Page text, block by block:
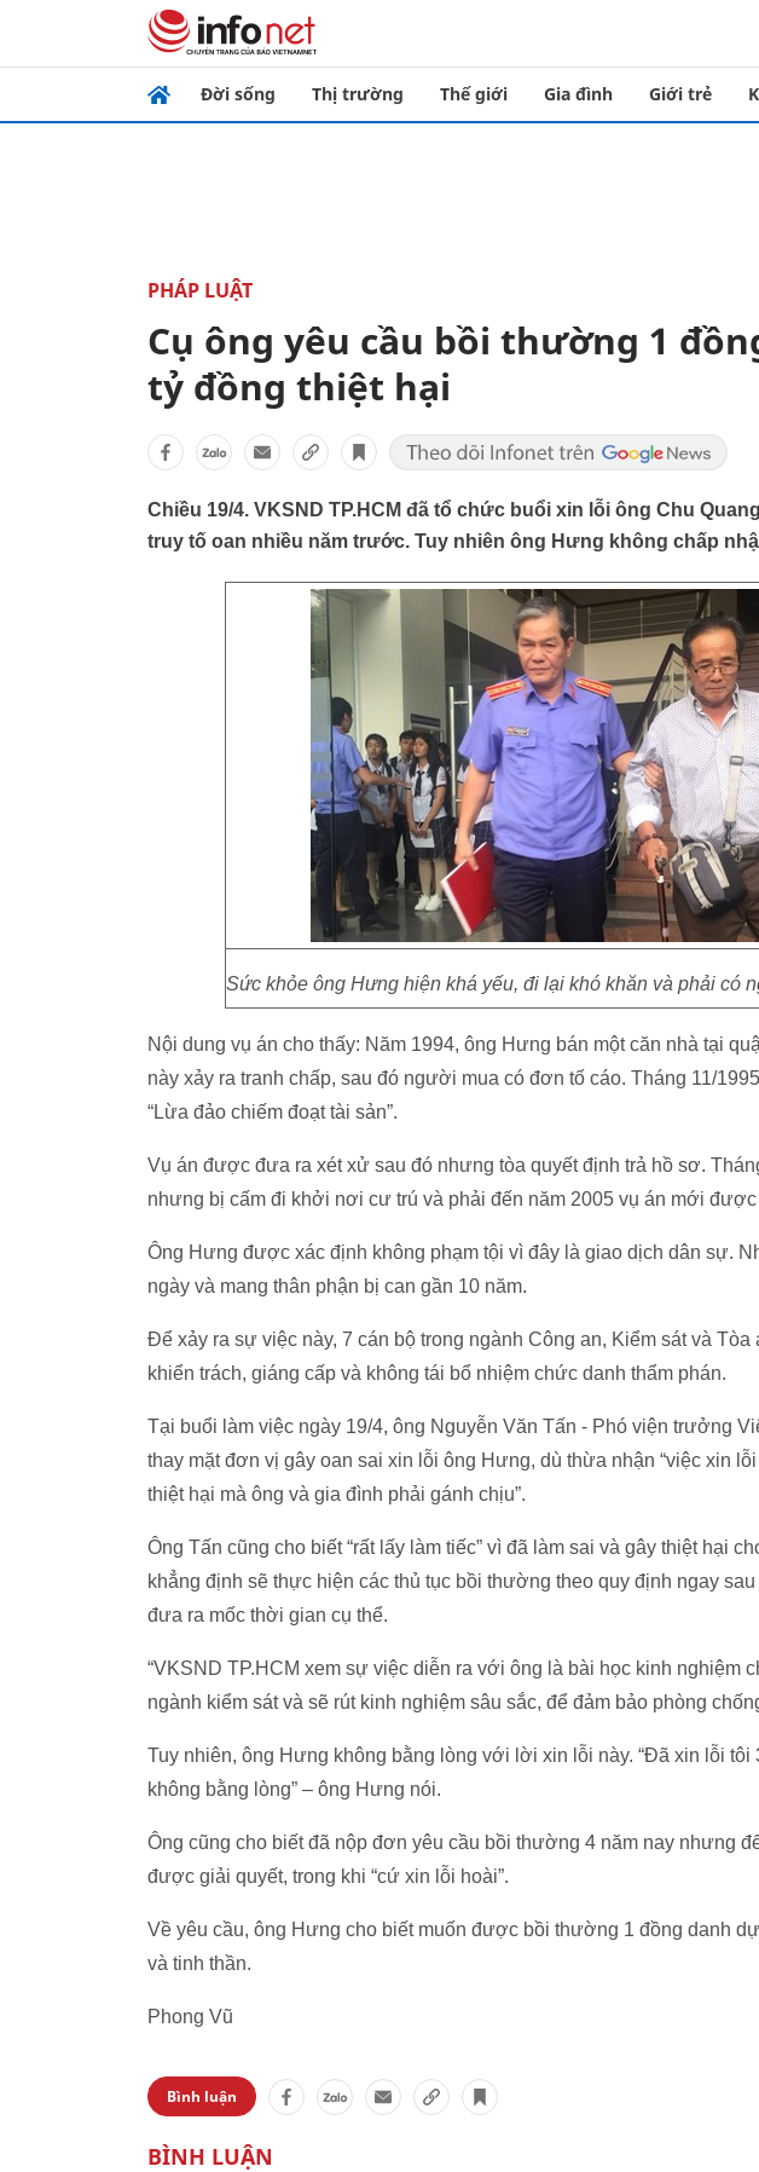
Đời sống Thị trường Thế giới Gia đình Giới trẻ
PHÁP LUẬT
Cụ ông yêu cầu bồi thường 1
tỷ đồng thiệt hại
Chiều 19/4. VKSND TP.HCM đã tổ chức buổi xin lỗi ông Chu
truy tố oan nhiều năm trước. Tuy nhiên ông Hưng không chấp
Sức khỏe ông Hưng hiện khá yếu, đi lại khó khăn và phải có
Nội dung vụ án cho thấy: Năm 1994, ông Hưng bán một căn nhà tại
này xảy ra tranh chấp, sau đó người mua có đơn tố cáo. Tháng 11/
“Lừa đảo chiếm đoạt tài sản”.
Vụ án được đưa ra xét xử sau đó nhưng tòa quyết định trả hồ sơ.
nhưng bị cấm đi khởi nơi cư trú và phải đến năm 2005 vụ án mới được
Ông Hưng được xác định không phạm tội vì đây là giao dịch dân sự.
ngày và mang thân phận bị can gần 10 năm.
Để xảy ra sự việc này, 7 cán bộ trong ngành Công an, Kiểm sát và
khiển trách, giáng cấp và không tái bổ nhiệm chức danh thẩm phán.
Tại buổi làm việc ngày 19/4, ông Nguyễn Văn Tấn - Phó viện trưởng
thay mặt đơn vị gây oan sai xin lỗi ông Hưng, dù thừa nhận “việc xin
thiệt hại mà ông và gia đình phải gánh chịu”.
Ông Tấn cũng cho biết “rất lấy làm tiếc” vì đã làm sai và gây thiệt hại
khẳng định sẽ thực hiện các thủ tục bồi thường theo quy định ngay
đưa ra mốc thời gian cụ thể.
“VKSND TP.HCM xem sự việc diễn ra với ông là bài học kinh nghiệm
ngành kiểm sát và sẽ rút kinh nghiệm sâu sắc, để đảm bảo phòng
Tuy nhiên, ông Hưng không bằng lòng với lời xin lỗi này. “Đã xin lỗi tôi
không bằng lòng” – ông Hưng nói.
Ông cũng cho biết đã nộp đơn yêu cầu bồi thường 4 năm nay nhưng
được giải quyết, trong khi “cứ xin lỗi hoài”.
Về yêu cầu, ông Hưng cho biết muốn được bồi thường 1 đồng danh
và tinh thần.
Phong Vũ
Bình luận